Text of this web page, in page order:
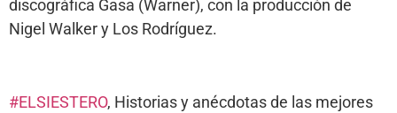
discográfica Gasa (Warner), con la producción de
Nigel Walker y Los Rodríguez.
#ELSIESTERO, Historias y anécdotas de las mejores